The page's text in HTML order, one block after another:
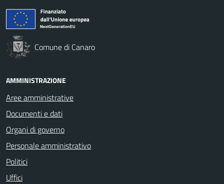
Comune di Canaro
AMMINISTRAZIONE
Aree amministrative
Documenti e dati
Organi di governo
Personale amministrativo
Politici
Uffici